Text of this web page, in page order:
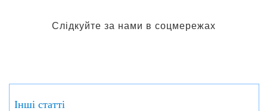
Слідкуйте за нами в соцмережах
Інші статті